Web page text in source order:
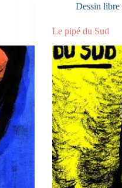
Dessin libre
Le pipé du Sud